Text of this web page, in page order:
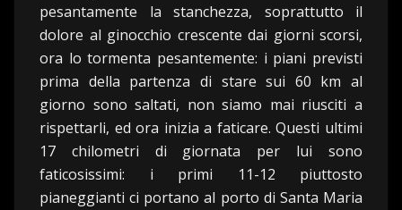
pesantamente la stanchezza, soprattutto il
dolore al ginocchio crescente dai giorni scorsi,
ora lo tormenta pesantemente: i piani previsti
prima della partenza di stare sui 60 km al
giorno sono saltati, non siamo mai riusciti a
rispettarli, ed ora inizia a faticare. Questi ultimi
17 chilometri di giornata per lui sono
faticosissimi: i primi 11-12 piuttosto
pianeggianti ci portano al porto di Santa Maria